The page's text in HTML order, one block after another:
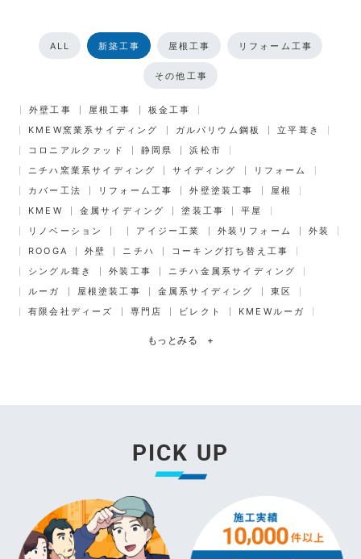
ALL 新築工事 屋根工事 リフォーム工事
その他工事
外壁工事 屋根工事
板金工事
KMEW窯業系サイディング
ガルバリウム鋼板
立平葺き
コロニアルクァッド
静岡県
浜松市
ニチハ窯業系サイディング
サイディング
リフォーム
カバー工法
リフォーム工事 外壁塗装工事
屋根
KMEW
金属サイディング 塗装工事
平屋
リノベーション
アイジー工業 外装リフォーム
外装
ROOGA
外壁 ニチハ
コーキング打ち替え工事
シングル葺き
外装工事
ニチハ金属系サイディング
ルーガ
屋根塗装工事 金属系サイディング
東区
有限会社ディーズ
専門店 ビレクト KMEWルーガ
もっとみる +
PICK UP